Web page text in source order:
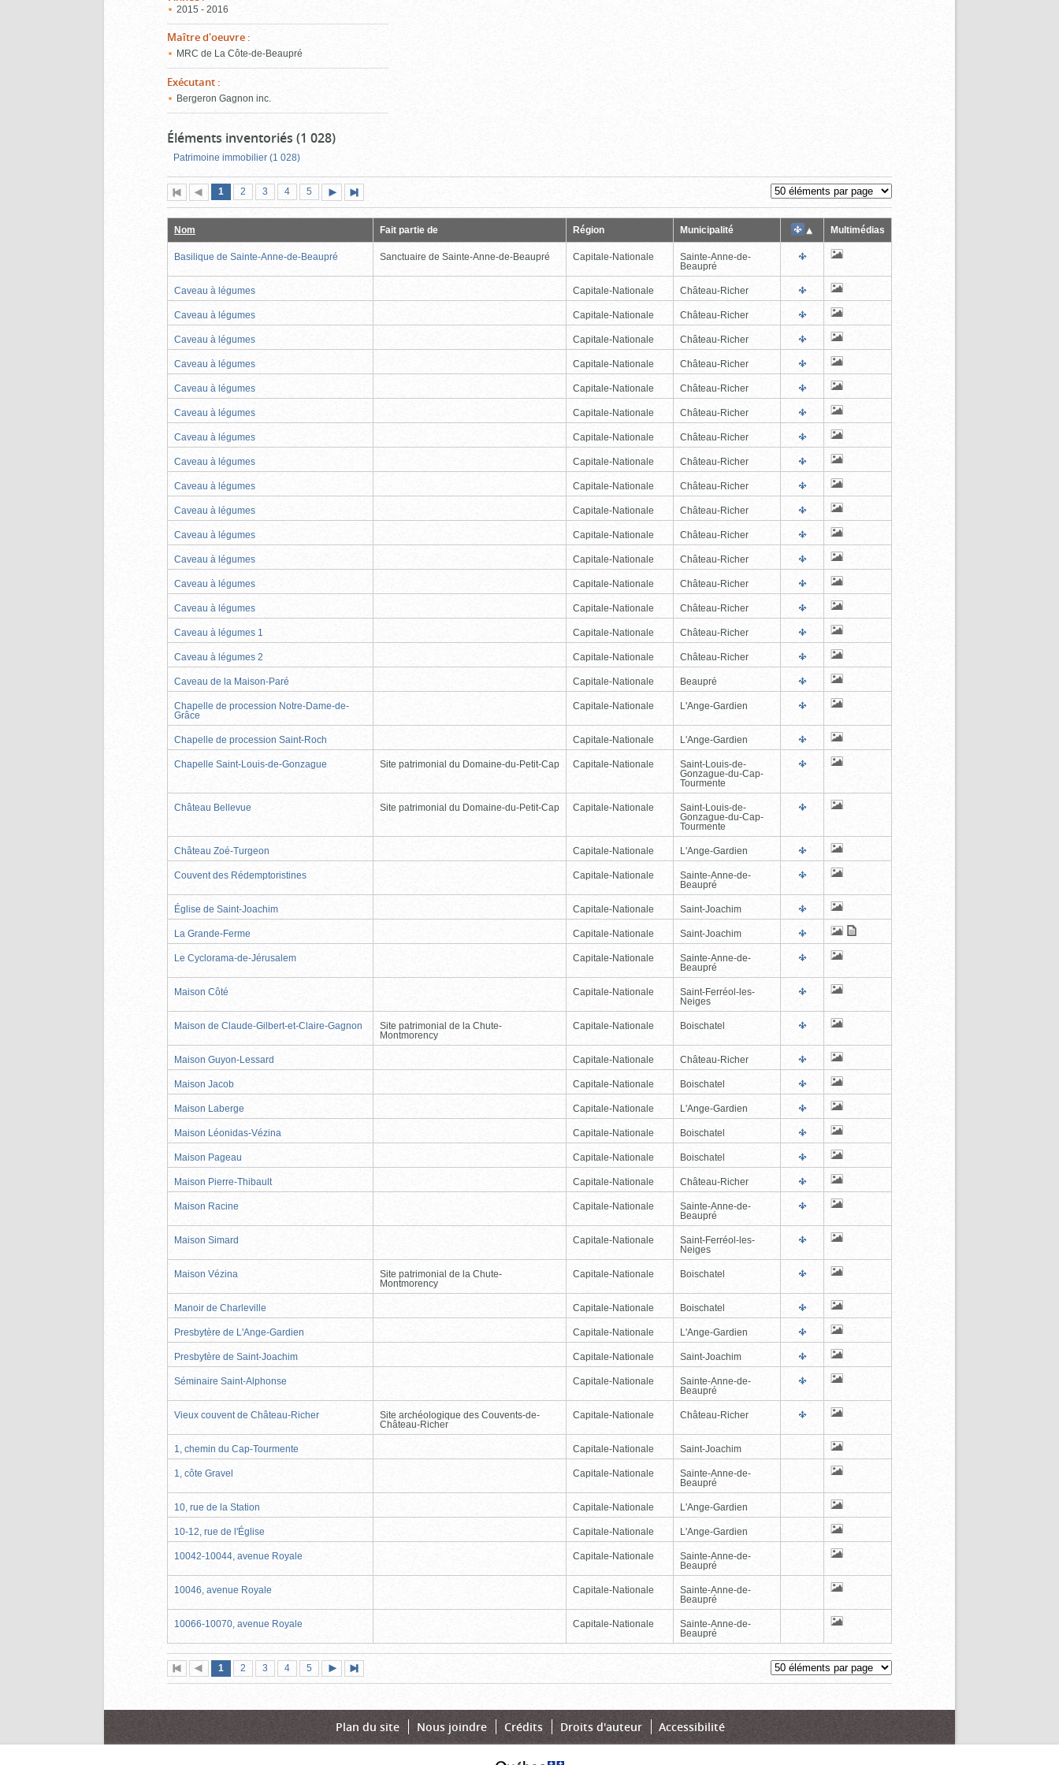
2015 - 2016
Maître d'oeuvre :
MRC de La Côte-de-Beaupré
Exécutant :
Bergeron Gagnon inc.
Éléments inventoriés (1 028)
Patrimoine immobilier (1 028)
Première
page
Page
précédente
Page
1 (page
actuelle)
Page
2 Page
3 Page
4 Page
5
suivante
page
Nom Fait partie de Région Municipalité Multimédias
Basilique de Sainte-Anne-de-Beaupré Sanctuaire de Sainte-Anne-de-Beaupré Capitale-Nationale
Sainte-Anne-de-
Beaupré
Caveau à légumes Capitale-Nationale Château-Richer
Caveau à légumes Capitale-Nationale Château-Richer
Caveau à légumes Capitale-Nationale Château-Richer
Caveau à légumes Capitale-Nationale Château-Richer
Caveau à légumes Capitale-Nationale Château-Richer
Caveau à légumes Capitale-Nationale Château-Richer
Caveau à légumes Capitale-Nationale Château-Richer
Caveau à légumes Capitale-Nationale Château-Richer
Caveau à légumes Capitale-Nationale Château-Richer
Caveau à légumes Capitale-Nationale Château-Richer
Caveau à légumes Capitale-Nationale Château-Richer
Caveau à légumes Capitale-Nationale Château-Richer
Caveau à légumes Capitale-Nationale Château-Richer
Caveau à légumes Capitale-Nationale Château-Richer
Caveau à légumes 1 Capitale-Nationale Château-Richer
Caveau à légumes 2 Capitale-Nationale Château-Richer
Caveau de la Maison-Paré Capitale-Nationale Beaupré
Chapelle de procession Notre-Dame-de-
Grâce
Capitale-Nationale L'Ange-Gardien
Chapelle de procession Saint-Roch Capitale-Nationale L'Ange-Gardien
Chapelle Saint-Louis-de-Gonzague Site patrimonial du Domaine-du-Petit-Cap Capitale-Nationale
Saint-Louis-de-
Gonzague-du-Cap-
Tourmente
Château Bellevue Site patrimonial du Domaine-du-Petit-Cap Capitale-Nationale
Saint-Louis-de-
Gonzague-du-Cap-
Tourmente
Château Zoé-Turgeon Capitale-Nationale L'Ange-Gardien
Couvent des Rédemptoristines Capitale-Nationale
Sainte-Anne-de-
Beaupré
Église de Saint-Joachim Capitale-Nationale Saint-Joachim
La Grande-Ferme Capitale-Nationale Saint-Joachim
Le Cyclorama-de-Jérusalem Capitale-Nationale
Sainte-Anne-de-
Beaupré
Maison Côté Capitale-Nationale
Saint-Ferréol-les-
Neiges
Maison de Claude-Gilbert-et-Claire-Gagnon
Site patrimonial de la Chute-
Montmorency
Capitale-Nationale Boischatel
Maison Guyon-Lessard Capitale-Nationale Château-Richer
Maison Jacob Capitale-Nationale Boischatel
Maison Laberge Capitale-Nationale L'Ange-Gardien
Maison Léonidas-Vézina Capitale-Nationale Boischatel
Maison Pageau Capitale-Nationale Boischatel
Maison Pierre-Thibault Capitale-Nationale Château-Richer
Maison Racine Capitale-Nationale
Sainte-Anne-de-
Beaupré
Maison Simard Capitale-Nationale
Saint-Ferréol-les-
Neiges
Maison Vézina
Site patrimonial de la Chute-
Montmorency
Capitale-Nationale Boischatel
Manoir de Charleville Capitale-Nationale Boischatel
Presbytère de L'Ange-Gardien Capitale-Nationale L'Ange-Gardien
Presbytère de Saint-Joachim Capitale-Nationale Saint-Joachim
Séminaire Saint-Alphonse Capitale-Nationale
Sainte-Anne-de-
Beaupré
Vieux couvent de Château-Richer
Site archéologique des Couvents-de-
Château-Richer
Capitale-Nationale Château-Richer
1, chemin du Cap-Tourmente Capitale-Nationale Saint-Joachim
1, côte Gravel Capitale-Nationale
Sainte-Anne-de-
Beaupré
10, rue de la Station Capitale-Nationale L'Ange-Gardien
10-12, rue de l'Église Capitale-Nationale L'Ange-Gardien
10042-10044, avenue Royale Capitale-Nationale
Sainte-Anne-de-
Beaupré
10046, avenue Royale Capitale-Nationale
Sainte-Anne-de-
Beaupré
10066-10070, avenue Royale Capitale-Nationale
Sainte-Anne-de-
Beaupré
Première
page
Page
précédente
Page
1 (page
actuelle)
Page
2 Page
3 Page
4 Page
5
suivante
page
Plan du site Nous joindre Crédits Droits d'auteur Accessibilité